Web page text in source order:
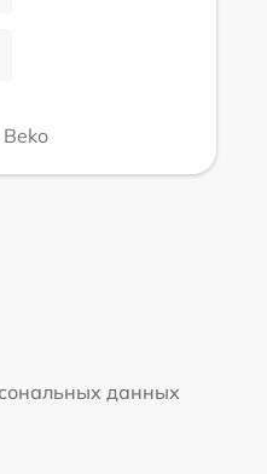
данных